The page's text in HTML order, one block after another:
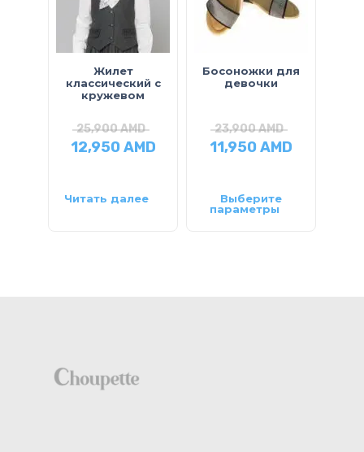
Жилет
классический с
кружевом
25,900AMD
12,950AMD
Читать далее
Босоножки для
девочки
23,900AMD
11,950AMD
Выберите
параметры